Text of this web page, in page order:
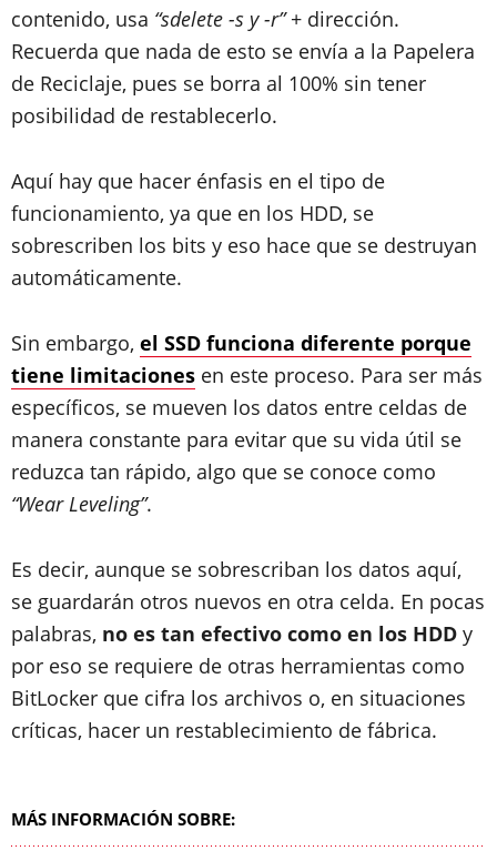
contenido, usa “sdelete -s y -r”+ dirección.
Recuerda que nada de esto se envía a la Papelera
de Reciclaje, pues se borra al 100% sin tener
posibilidad de restablecerlo.
Aquí hay que hacer énfasis en el tipo de
funcionamiento, ya que en los HDD, se
sobrescriben los bits y eso hace que se destruyan
automáticamente.
Sin embargo, el SSD funciona diferente porque
tiene limitaciones en este proceso. Para ser más
específicos, se mueven los datos entre celdas de
manera constante para evitar que su vida útil se
reduzca tan rápido, algo que se conoce como
“Wear Leveling”.
Es decir, aunque se sobrescriban los datos aquí,
se guardarán otros nuevos en otra celda. En pocas
palabras, no es tan efectivo como en los HDD y
por eso se requiere de otras herramientas como
BitLocker que cifra los archivos o, en situaciones
críticas, hacer un restablecimiento de fábrica.
MÁS INFORMACIÓN SOBRE: